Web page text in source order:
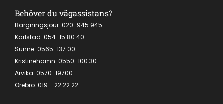
Behöver du vägassistans?
Bärgningsjour: 020-945 945
Karlstad: 054-15 80 40
Sunne: 0565-137 00
Kristinehamn: 0550-100 30
Arvika: 0570-19700
Örebro: 019 - 22 22 22